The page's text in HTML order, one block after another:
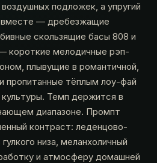
подложек, а упругий
вместе — дребезжащие
скользящие басы 808 и
короткие мелодичные рэп-
плывущие в романтичной,
пропитанные тёплым лоу-фай
Темп держится в
диапазоне. Промпт
контраст: леденцово-
низа, меланхоличный
и атмосферу домашней